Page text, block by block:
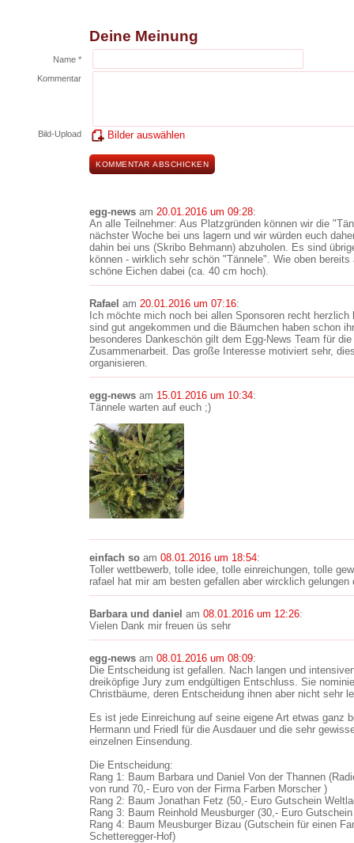
Deine Meinung
Name *
Kommentar
Bild-Upload Bilder auswählen
egg-news am 20.01.2016 um 09:28:
An alle Teilnehmer: Aus Platzgründen können wir die
nächster Woche bei uns lagern und wir würden euch
dahin bei uns (Skribo Behmann) abzuholen. Es sind
können - wirklich sehr schön "Tännele". Wie oben
schöne Eichen dabei (ca. 40 cm hoch).
Rafael am 20.01.2016 um 07:16:
Ich möchte mich noch bei allen Sponsoren recht
sind gut angekommen und die Bäumchen haben schon
besonderes Dankeschön gilt dem Egg-News Team für
Zusammenarbeit. Das große Interesse motiviert sehr,
organisieren.
egg-news am 15.01.2016 um 10:34:
Tännele warten auf euch ;)
einfach so am 08.01.2016 um 18:54:
Toller wettbewerb, tolle idee, tolle einreichungen, tolle
rafael hat mir am besten gefallen aber wircklich gelungen
Barbara und daniel am 08.01.2016 um 12:26:
Vielen Dank mir freuen üs sehr
egg-news am 08.01.2016 um 08:09:
Die Entscheidung ist gefallen. Nach langen und
dreiköpfige Jury zum endgültigen Entschluss. Sie
Christbäume, deren Entscheidung ihnen aber nicht sehr
Es ist jede Einreichung auf seine eigene Art etwas ganz
Hermann und Friedl für die Ausdauer und die sehr
einzelnen Einsendung.
Die Entscheidung:
Rang 1: Baum Barbara und Daniel Von der Thannen
von rund 70,- Euro von der Firma Farben Morscher )
Rang 2: Baum Jonathan Fetz (50,- Euro Gutschein
Rang 3: Baum Reinhold Meusburger (30,- Euro
Rang 4: Baum Meusburger Bizau (Gutschein für einen
Schetteregger-Hof)